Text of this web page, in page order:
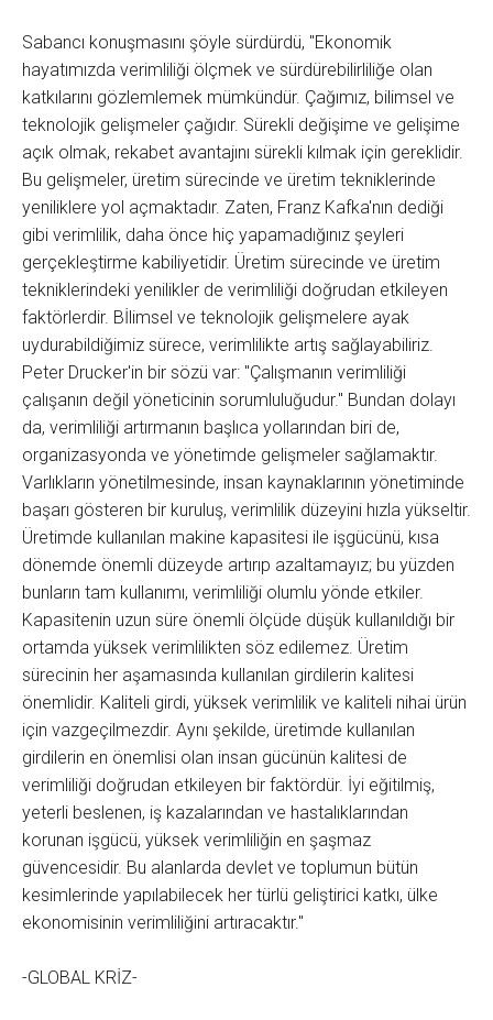
Sabancı konuşmasını şöyle sürdürdü, "Ekonomik
hayatımızda verimliliği ölçmek ve sürdürebilirliliğe olan
katkılarını gözlemlemek mümkündür. Çağımız, bilimsel ve
teknolojik gelişmeler çağıdır. Sürekli değişime ve gelişime
açık olmak, rekabet avantajını sürekli kılmak için gereklidir.
Bu gelişmeler, üretim sürecinde ve üretim tekniklerinde
yeniliklere yol açmaktadır. Zaten, Franz Kafka'nın dediği
gibi verimlilik, daha önce hiç yapamadığınız şeyleri
gerçekleştirme kabiliyetidir. Üretim sürecinde ve üretim
tekniklerindeki yenilikler de verimliliği doğrudan etkileyen
faktörlerdir. Bİlimsel ve teknolojik gelişmelere ayak
uydurabildiğimiz sürece, verimlilikte artış sağlayabiliriz.
Peter Drucker'in bir sözü var: "Çalışmanın verimliliği
çalışanın değil yöneticinin sorumluluğudur." Bundan dolayı
da, verimliliği artırmanın başlıca yollarından biri de,
organizasyonda ve yönetimde gelişmeler sağlamaktır.
Varlıkların yönetilmesinde, insan kaynaklarının yönetiminde
başarı gösteren bir kuruluş, verimlilik düzeyini hızla yükseltir.
Üretimde kullanılan makine kapasitesi ile işgücünü, kısa
dönemde önemli düzeyde artırıp azaltamayız; bu yüzden
bunların tam kullanımı, verimliliği olumlu yönde etkiler.
Kapasitenin uzun süre önemli ölçüde düşük kullanıldığı bir
ortamda yüksek verimlilikten söz edilemez. Üretim
sürecinin her aşamasında kullanılan girdilerin kalitesi
önemlidir. Kaliteli girdi, yüksek verimlilik ve kaliteli nihai ürün
için vazgeçilmezdir. Aynı şekilde, üretimde kullanılan
girdilerin en önemlisi olan insan gücünün kalitesi de
verimliliği doğrudan etkileyen bir faktördür. İyi eğitilmiş,
yeterli beslenen, iş kazalarından ve hastalıklarından
korunan işgücü, yüksek verimliliğin en şaşmaz
güvencesidir. Bu alanlarda devlet ve toplumun bütün
kesimlerinde yapılabilecek her türlü geliştirici katkı, ülke
ekonomisinin verimliliğini artıracaktır."
-GLOBAL KRİZ-